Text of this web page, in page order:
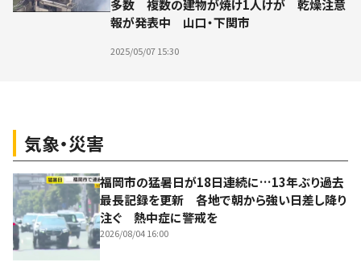
多数 複数の建物が焼け1人けが 乾燥注意
報が発表中 山口・下関市
2025/05/07 15:30
気象・災害
福岡市の猛暑日が18日連続に…13年ぶり過去
最長記録を更新 各地で朝から強い日差し降り
注ぐ 熱中症に警戒を
2026/08/04 16:00